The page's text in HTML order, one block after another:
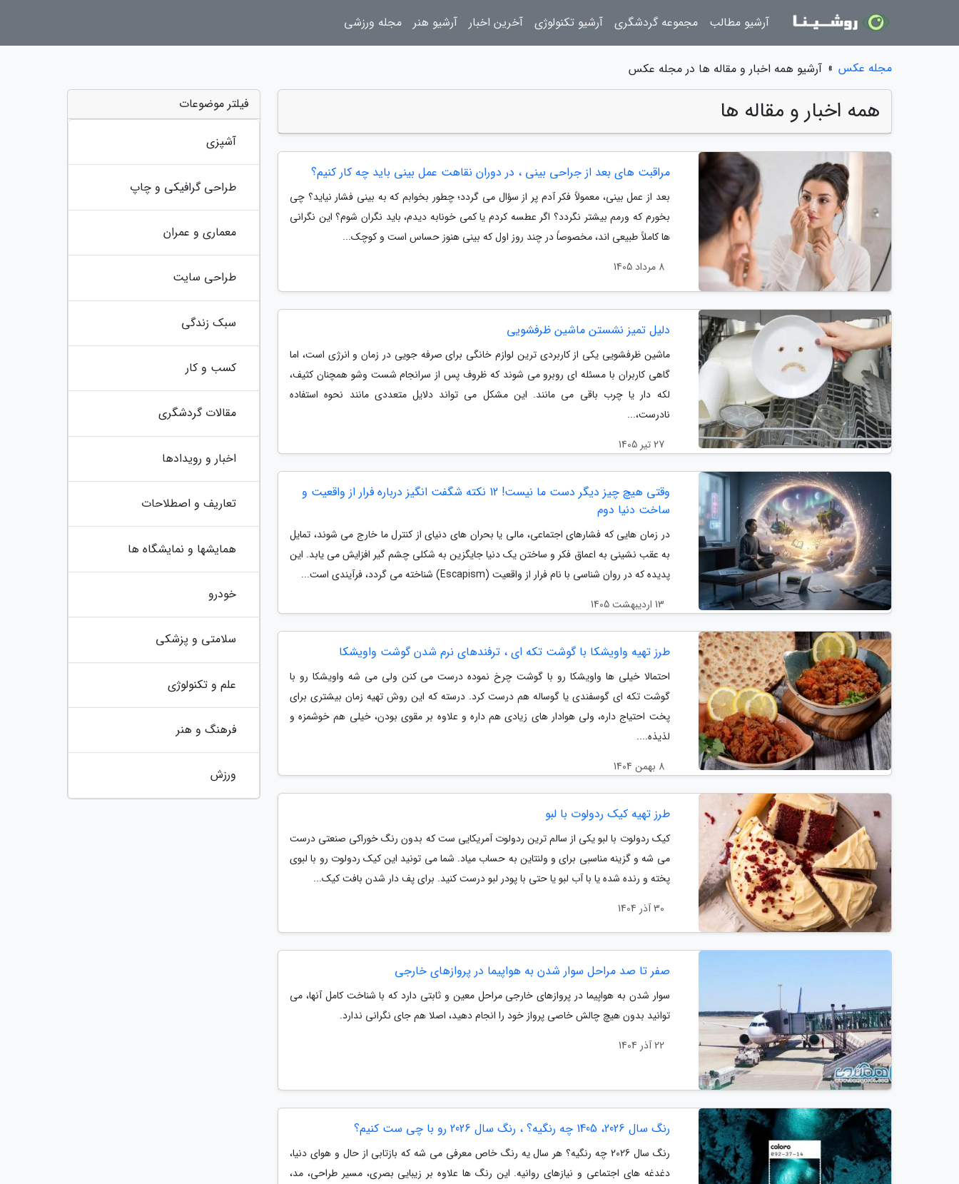
مجله عکس » آرشیو همه اخبار و مقاله ها در مجله عکس
همه اخبار و مقاله ها
مراقبت های بعد از جراحی بینی ، در دوران نقاهت عمل بینی باید چه کار کنیم؟
بعد از عمل بینی، معمولاً فکر آدم پر از سؤال می گردد؛ چطور بخوابم که به بینی فشار نیاید؟ چی
بخورم که ورمم بیشتر نگردد؟ اگر عطسه کردم یا کمی خونابه دیدم، باید نگران شوم؟ این نگرانی
ها کاملاً طبیعی اند، مخصوصاً در چند روز اول که بینی هنوز حساس است و کوچک...
8 مرداد 1405
دلیل تمیز نشستن ماشین ظرفشویی
ماشین ظرفشویی یکی از کاربردی ترین لوازم خانگی برای صرفه جویی در زمان و انرژی است، اما
گاهی کاربران با مسئله ای روبرو می شوند که ظروف پس از سرانجام شست وشو همچنان کثیف،
لکه دار یا چرب باقی می مانند. این مشکل می تواند دلایل متعددی مانند نحوه استفاده
نادرست،...
27 تیر 1405
وقتی هیچ چیز دیگر دست ما نیست! 12 نکته شگفت انگیز درباره فرار از واقعیت و
ساخت دنیا دوم
در زمان هایی که فشارهای اجتماعی، مالی یا بحران های دنیای از کنترل ما خارج می شوند، تمایل
به عقب نشینی به اعماق فکر و ساختن یک دنیا جایگزین به شکلی چشم گیر افزایش می یابد. این
پدیده که در روان شناسی با نام فرار از واقعیت (Escapism) شناخته می گردد، فرآیندی است...
13 اردیبهشت 1405
طرز تهیه واویشکا با گوشت تکه ای ، ترفندهای نرم شدن گوشت واویشکا
احتمالا خیلی ها واویشکا رو با گوشت چرخ نموده درست می کنن ولی می شه واویشکا رو با
گوشت تکه ای گوسفندی یا گوساله هم درست کرد. درسته که این روش تهیه زمان بیشتری برای
پخت احتیاج داره، ولی هوادار های زیادی هم داره و علاوه بر مقوی بودن، خیلی هم خوشمزه و
لذیذه....
8 بهمن 1404
طرز تهیه کیک ردولوت با لبو
کیک ردولوت با لبو یکی از سالم ترین ردولوت آمریکایی ست که بدون رنگ خوراکی صنعتی درست
می شه و گزینه مناسبی برای و ولنتاین به حساب میاد. شما می تونید این کیک ردولوت رو با لبوی
پخته و رنده شده یا با آب لبو یا حتی با پودر لبو درست کنید. برای پف دار شدن بافت کیک...
30 آذر 1404
صفر تا صد مراحل سوار شدن به هواپیما در پروازهای خارجی
سوار شدن به هواپیما در پروازهای خارجی مراحل معین و ثابتی دارد که با شناخت کامل آنها، می
توانید بدون هیچ چالش خاصی پرواز خود را انجام دهید، اصلا هم جای نگرانی ندارد.
22 آذر 1404
رنگ سال 2026، 1405 چه رنگیه؟ ، رنگ سال 2026 رو با چی ست کنیم؟
رنگ سال 2026 چه رنگیه؟ هر سال یه رنگ خاص معرفی می شه که بازتابی از حال و هوای دنیا،
دغدغه های اجتماعی و نیازهای روانیه. این رنگ ها علاوه بر زیبایی بصری، مسیر طراحی، مد،
فیلتر موضوعات
آشپزی
طراحی گرافیکی و چاپ
معماری و عمران
طراحی سایت
سبک زندگی
کسب و کار
مقالات گردشگری
اخبار و رویدادها
تعاریف و اصطلاحات
همایشها و نمایشگاه ها
خودرو
سلامتی و پزشکی
علم و تکنولوژی
فرهنگ و هنر
ورزش
آرشیو مطالب مجموعه گردشگری آرشیو تکنولوژی آخرین اخبار آرشیو هنر مجله ورزشی